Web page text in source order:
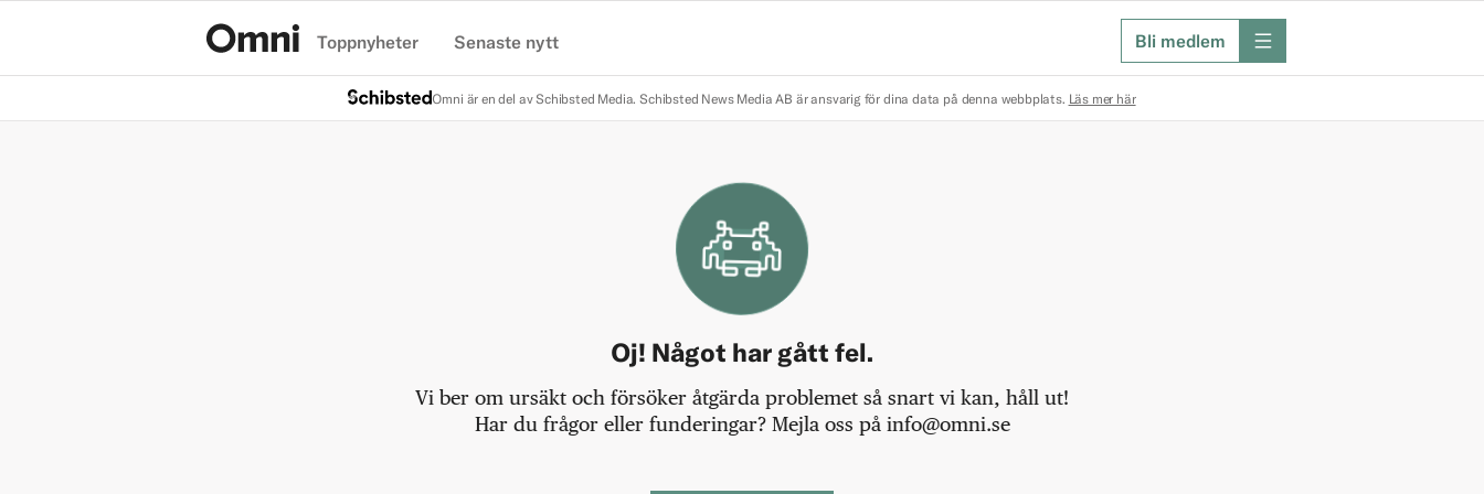
Toppnyheter Senaste nytt Bli medlem meny
Omni är en del av Schibsted Media. Schibsted News Media AB är ansvarig för dina data på denna webbplats. Läs mer här
Oj! Något har gått fel.
Vi ber om ursäkt och försöker åtgärda problemet så snart vi kan, håll ut!
Har du frågor eller funderingar? Mejla oss på info@omni.se